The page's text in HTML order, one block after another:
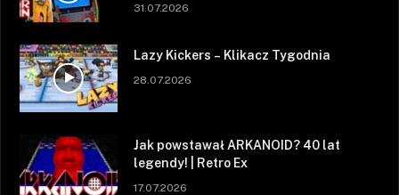
31.07.2026
Lazy Kickers – Klikacz Tygodnia
28.07.2026
Jak powstawał ARKANOID? 40 lat
legendy! | Retro Ex
17.07.2026